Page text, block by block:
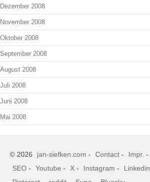
Dezember 2008
November 2008
Oktober 2008
September 2008
August 2008
Juli 2008
Juni 2008
Mai 2008
© 2026 jan-siefken.com - Contact - Impr. -
SEO - Youtube - X - Instagram - Linkedin